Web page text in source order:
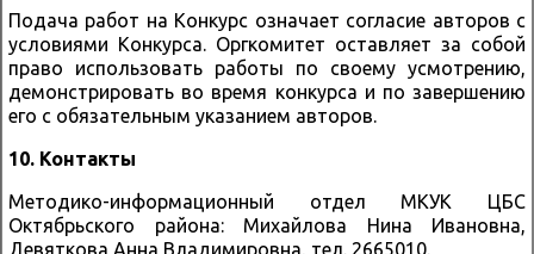
Подача работ на Конкурс означает согласие авторов с
условиями Конкурса. Оргкомитет оставляет за собой
право использовать работы по своему усмотрению,
демонстрировать во время конкурса и по завершению
его с обязательным указанием авторов.
10. Контакты
Методико-информационный отдел МКУК ЦБС
Октябрьского района: Михайлова Нина Ивановна,
Девяткова Анна Владимировна, тел. 2665010.